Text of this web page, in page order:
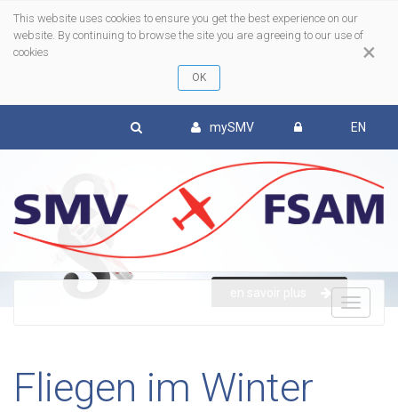
×
This website uses cookies to ensure you get the best experience on our
website. By continuing to browse the site you are agreeing to our use of
cookies
mySMV EN
Fliegen im Winter